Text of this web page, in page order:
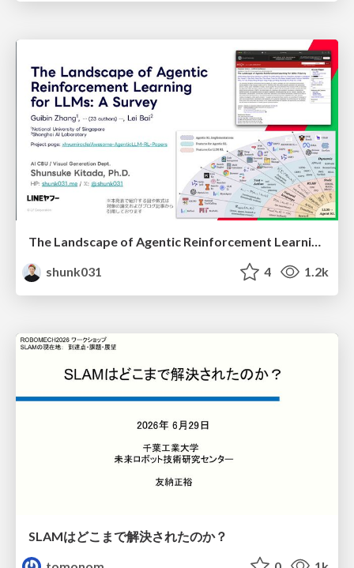
The Landscape of Agentic Reinforcement Learning for LLMs: A Survey
shunk031
4 1.2k
SLAMはどこまで解決されたのか？